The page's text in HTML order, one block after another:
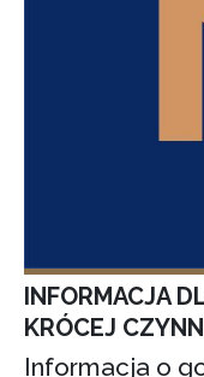
INFORMACJA
KRÓCEJ
Informacja o